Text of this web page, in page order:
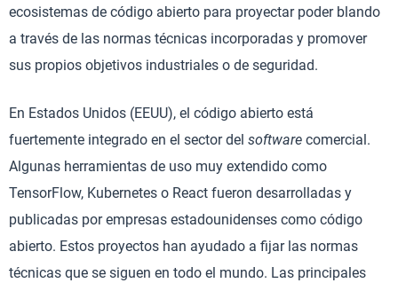
ecosistemas de código abierto para proyectar poder blando
a través de las normas técnicas incorporadas y promover
sus propios objetivos industriales o de seguridad.
En Estados Unidos (EEUU), el código abierto está
fuertemente integrado en el sector del software comercial.
Algunas herramientas de uso muy extendido como
TensorFlow, Kubernetes o React fueron desarrolladas y
publicadas por empresas estadounidenses como código
abierto. Estos proyectos han ayudado a fijar las normas
técnicas que se siguen en todo el mundo. Las principales